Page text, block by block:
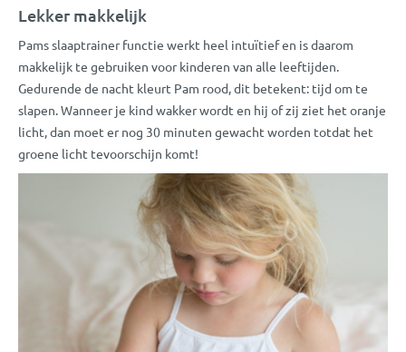
Lekker makkelijk
Pams slaaptrainer functie werkt heel intuïtief en is daarom
makkelijk te gebruiken voor kinderen van alle leeftijden.
Gedurende de nacht kleurt Pam rood, dit betekent: tijd om te
slapen. Wanneer je kind wakker wordt en hij of zij ziet het oranje
licht, dan moet er nog 30 minuten gewacht worden totdat het
groene licht tevoorschijn komt!